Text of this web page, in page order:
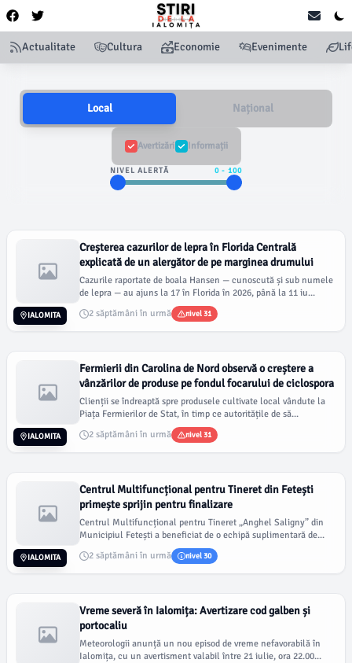
Actualitate Cultura Economie Evenimente
Local Național
Avertizări Informații
NIVEL ALERTĂ 0 - 100
Creșterea cazurilor de lepra în Florida Centrală
explicată de un alergător de pe marginea drumului
Cazurile raportate de boala Hansen — cunoscută și sub numele
de lepra — au ajuns la 17 în Florida în 2026, până la 11 iu...
2 săptămâni în urmă
nivel 31
IALOMITA
Fermierii din Carolina de Nord observă o creștere a
vânzărilor de produse pe fondul focarului de ciclospora
Clienții se îndreaptă spre produsele cultivate local vândute la
Piața Fermierilor de Stat, în timp ce autoritățile de să...
2 săptămâni în urmă
nivel 31
IALOMITA
Centrul Multifuncțional pentru Tineret din Fetești
primește sprijin pentru finalizare
Centrul Multifuncțional pentru Tineret „Anghel Saligny” din
Municipiul Fetești a beneficiat de o echipă suplimentară de...
2 săptămâni în urmă
nivel 30
IALOMITA
Vreme severă în Ialomița: Avertizare cod galben și
portocaliu
Meteorologii anunță un nou episod de vreme nefavorabilă în
Ialomița, cu un avertisment valabil între 21 iulie, ora 22.00...